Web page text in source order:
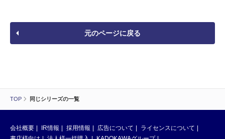
TOP 同じシリーズの一覧
元のページに戻る
会社概要 IR情報 採用情報 広告について
ライセンスについて